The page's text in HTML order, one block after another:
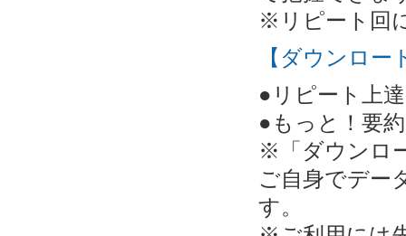
※リピート回
【ダウンロー
●リピート上
●もっと！要
※「ダウンロ
ご自身でデー
す。